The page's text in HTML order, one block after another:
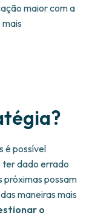
maior com a
é possível
ter dado errado
próximas possam
maneiras mais
o